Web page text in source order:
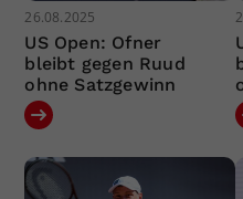
26.08.2025
US Open: Ofner
bleibt gegen Ruud
ohne Satzgewinn